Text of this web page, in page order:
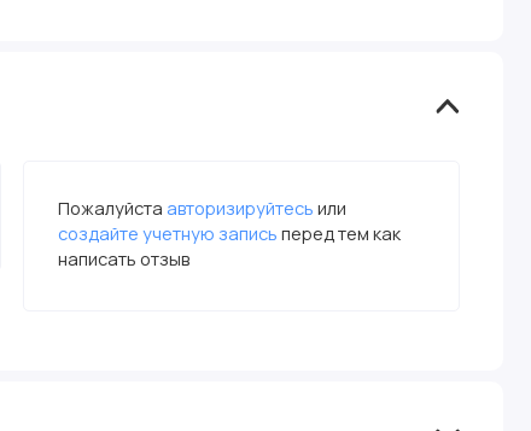
Пожалуйста авторизируйтесь или
создайте учетную запись перед тем как
написать отзыв